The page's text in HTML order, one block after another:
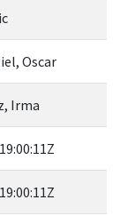
Oscar
Irma